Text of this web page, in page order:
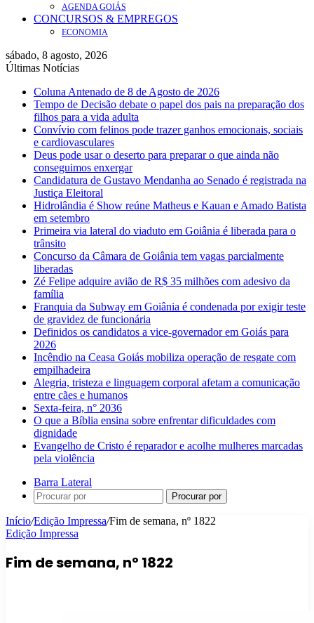
AGENDA GOIÁS
CONCURSOS & EMPREGOS
ECONOMIA
sábado, 8 agosto, 2026
Últimas Notícias
Coluna Antenado de 8 de Agosto de 2026
Tempo de Decisão debate o papel dos pais na preparação dos
filhos para a vida adulta
Convívio com felinos pode trazer ganhos emocionais, sociais
e cardiovasculares
Deus pode usar o deserto para preparar o que ainda não
conseguimos enxergar
Candidatura de Gustavo Mendanha ao Senado é registrada na
Justiça Eleitoral
Hidrolândia é Show reúne Matheus e Kauan e Amado Batista
em setembro
Primeira via lateral do viaduto em Goiânia é liberada para o
trânsito
Concurso da Câmara de Goiânia tem vagas parcialmente
liberadas
Zé Felipe adquire avião de R$ 35 milhões com adesivo da
família
Franquia da Subway em Goiânia é condenada por exigir teste
de gravidez de funcionária
Definidos os candidatos a vice-governador em Goiás para
2026
Incêndio na Ceasa Goiás mobiliza operação de resgate com
empilhadeira
Alegria, tristeza e linguagem corporal afetam a comunicação
entre cães e humanos
Sexta-feira, n° 2036
O que a Bíblia ensina sobre enfrentar dificuldades com
dignidade
Evangelho de Cristo é reparador e acolhe mulheres marcadas
pela violência
Barra Lateral
Procurar por
Início/Edição Impressa/Fim de semana, nº 1822
Edição Impressa
Fim de semana, nº 1822